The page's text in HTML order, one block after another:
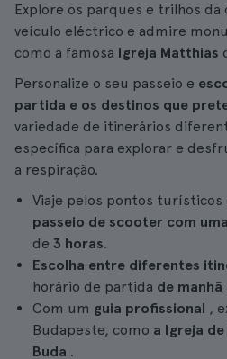
Explore os parques e trilhos
veículo eléctrico e admire
como a famosa Igreja Matthias
Personalize o seu passeio e
partida e os destinos que
variedade de itinerários
específica para explorar e
a respiração.
Viaje pelos pontos
passeio de scooter com
de 3 horas.
Escolha entre diferentes
horário de partida de
Com um guia profissional ,
Budapeste, como a Igreja
Buda .